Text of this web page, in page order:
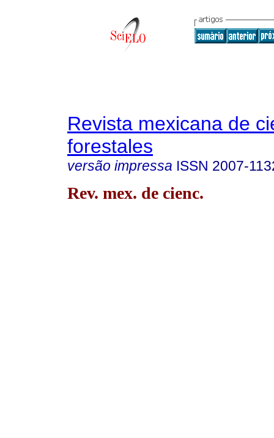
Revista mexicana de
forestales
versão impressa ISSN 2007-
Rev. mex. de cienc.